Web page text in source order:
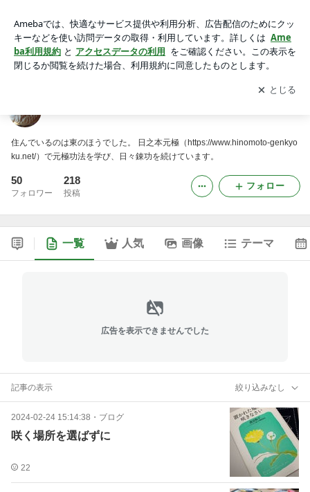
アプリをダウンロードして ブログの更新通知
を受け取りまし
ょう。
開く
住んでいるのは東のほうでした。 日之本元極（https://www.hinomoto-genkyo
ku.net/）で元極功法を学び、日々錬功を続けています。
50
フォロワー
218
投稿
フォロー
一覧 人気 画像 テーマ
広告を表示できませんでした
記事の表示 絞り込みなし
2024-02-24 15:14:38 ・ ブログ
咲く場所を選ばずに
22